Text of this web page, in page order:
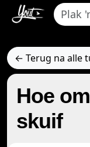
← Terug na alle
Hoe
skuif